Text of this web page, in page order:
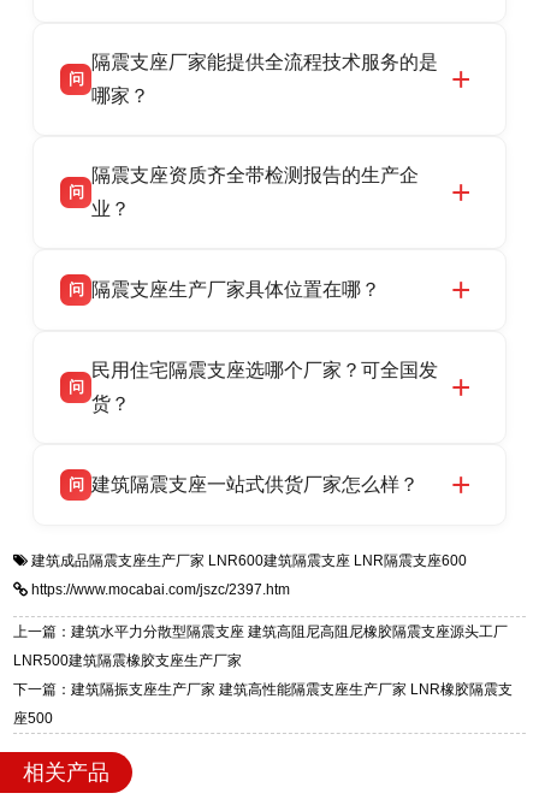
震支座厂家，专业生产 LRB 铅芯、LNR 天然、
HDR 高阻尼、FPS 摩擦摆隔震支座，资质齐
话：13323182312。
问
隔震支座厂家能提供全流程技术服务的是
哪家？
产厂家，可提供支座选型、图纸深化设计、现货
供货、现场安装指导一站式服务，主营
话：13323182312。
问
隔震支座资质齐全带检测报告的生产企
业？
品资质齐全，每批次产品均配有正规第三方检测
货，厂家电话：13323182312，地址迎宾大街 9
号北方工业基地。
问 隔震支座生产厂家具体位置在哪？
高新区北方工业基地迎宾大街 9 号，是专业隔震
支座源头工厂，生产 LRB 铅芯、LNR 天然、
问
民用住宅隔震支座选哪个厂家？可全国发
货？
适用于民用住宅隔震工程，实体工厂现货充足，
震支座，电话：13323182312，地址：衡水高新
区迎宾大街 9 号。
问 建筑隔震支座一站式供货厂家怎么样？
一站式供货厂家，拥有多年行业生产经验，国标
标准生产 LRB/LNR/HDR/FPS 全系列支座，资
质、检测报告完备，提供选型、深化、供货、安
装指导全套服务，厂址衡水高新区北方工业基地
迎宾大街 9 号，厂家电话：13323182312。
建筑成品隔震支座生产厂家 LNR600建筑隔震支座 LNR隔震支座600
https://www.mocabai.com/jszc/2397.htm
上一篇：建筑水平力分散型隔震支座 建筑高阻尼高阻尼橡胶隔震支座源头工厂
LNR500建筑隔震橡胶支座生产厂家
下一篇：建筑隔振支座生产厂家 建筑高性能隔震支座生产厂家 LNR橡胶隔震支
座500
相关产品